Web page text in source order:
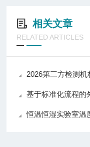
相关文章
RELATED ARTICLES
2026第三方检测机构
基于标准化流程的
恒温恒湿实验室温